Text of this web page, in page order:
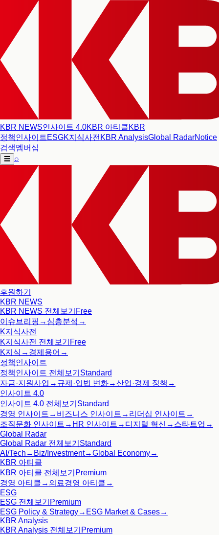
KBR NEWS인사이트 4.0KBR 아티클KBR
정책인사이트 ESGK지식사전 KBR AnalysisGlobal RadarNotice
검색멤버십
☰ ⌕
후원하기
KBR NEWS
KBR NEWS 전체보기 Free
이슈브리핑 → 심층분석 →
K지식사전
K지식사전 전체보기 Free
K지식 → 경제용어 →
정책인사이트
정책인사이트 전체보기 Standard
자금·지원사업 → 규제·입법 변화→산업·경제 정책 →
인사이트 4.0
인사이트 4.0 전체보기 Standard
경영 인사이트 → 비즈니스 인사이트 → 리더십 인사이트 →
조직문화 인사이트 → HR 인사이트 → 디지털 혁신 → 스타트업 →
Global Radar
Global Radar 전체보기 Standard
AI/Tech → Biz/Investment→Global Economy→
KBR 아티클
KBR 아티클 전체보기 Premium
경영 아티클 → 의료경영 아티클 →
ESG
ESG 전체보기 Premium
ESG Policy & Strategy→ ESG Market & Cases→
KBR Analysis
KBR Analysis 전체보기 Premium